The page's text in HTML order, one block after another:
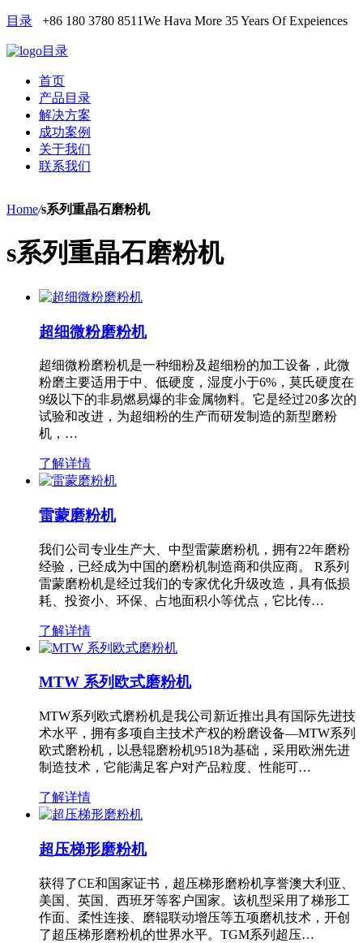
目录 +86 180 3780 8511We Hava More 35 Years Of Expeiences
目录
首页
产品目录
解决方案
成功案例
关于我们
联系我们
Home/s系列重晶石磨粉机
s系列重晶石磨粉机
超细微粉磨粉机
超细微粉磨粉机是一种细粉及超细粉的加工设备，此微
粉磨主要适用于中、低硬度，湿度小于6%，莫氏硬度在
9级以下的非易燃易爆的非金属物料。它是经过20多次的
试验和改进，为超细粉的生产而研发制造的新型磨粉
机，…
了解详情
雷蒙磨粉机
我们公司专业生产大、中型雷蒙磨粉机，拥有22年磨粉
经验，已经成为中国的磨粉机制造商和供应商。 R系列
雷蒙磨粉机是经过我们的专家优化升级改造，具有低损
耗、投资小、环保、占地面积小等优点，它比传…
了解详情
MTW 系列欧式磨粉机
MTW系列欧式磨粉机是我公司新近推出具有国际先进技
术水平，拥有多项自主技术产权的粉磨设备—MTW系列
欧式磨粉机，以悬辊磨粉机9518为基础，采用欧洲先进
制造技术，它能满足客户对产品粒度、性能可…
了解详情
超压梯形磨粉机
获得了CE和国家证书，超压梯形磨粉机享誉澳大利亚、
美国、英国、西班牙等客户国家。该机型采用了梯形工
作面、柔性连接、磨辊联动增压等五项磨机技术，开创
了超压梯形磨粉机的世界水平。TGM系列超压…